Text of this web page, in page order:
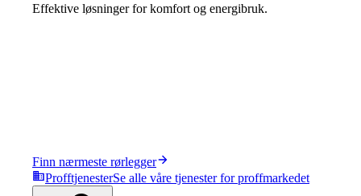
Effektive løsninger for komfort og energibruk.
Finn nærmeste rørlegger
ProfftjenesterSe alle våre tjenester for proffmarkedet